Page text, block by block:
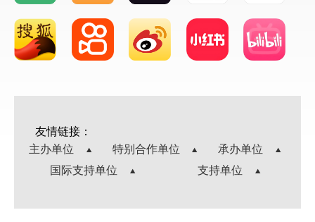
友情链接：
主办单位
特别合作单位
承办单位
国际支持单位
支持单位